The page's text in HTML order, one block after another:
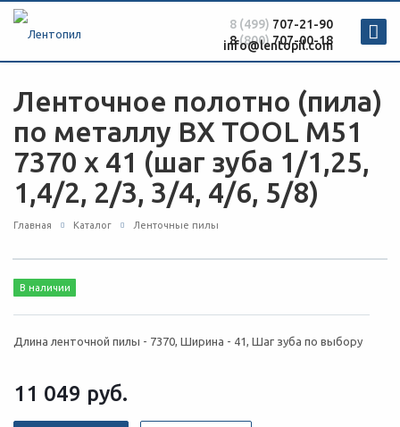
8(800)707-00-18
8 (499) 707-21-90
info@lentopil.com
Ленточное полотно (пила)
по металлу BX TOOL М51
7370 х 41 (шаг зуба 1/1,25,
1,4/2, 2/3, 3/4, 4/6, 5/8)
Главная Каталог Ленточные пилы
В наличии
Длина ленточной пилы - 7370, Ширина - 41, Шаг зуба по выбору
11 049 руб.